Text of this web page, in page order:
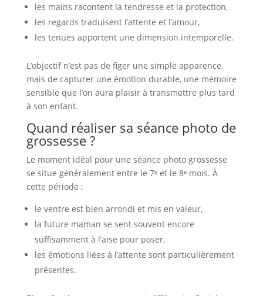
les mains racontent la tendresse et la protection,
les regards traduisent l’attente et l’amour,
les tenues apportent une dimension intemporelle.
L’objectif n’est pas de figer une simple apparence,
mais de capturer une émotion durable, une mémoire
sensible que l’on aura plaisir à transmettre plus tard
à son enfant.
Quand réaliser sa séance photo de
grossesse ?
Le moment idéal pour une séance photo grossesse
se situe généralement entre le 7ᵉ et le 8ᵉ mois. À
cette période :
le ventre est bien arrondi et mis en valeur,
la future maman se sent souvent encore
suffisamment à l’aise pour poser,
les émotions liées à l’attente sont particulièrement
présentes.